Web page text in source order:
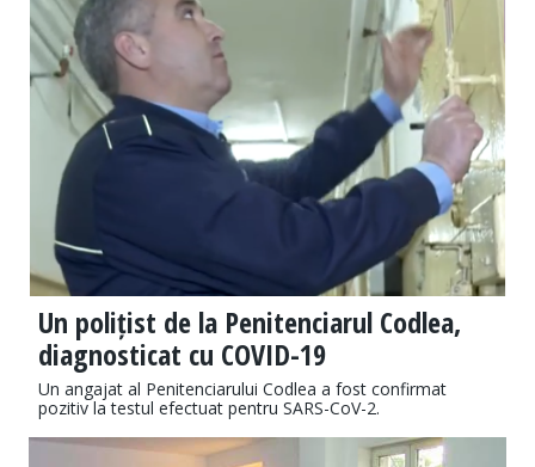
Un polițist de la Penitenciarul Codlea,
diagnosticat cu COVID-19
Un angajat al Penitenciarului Codlea a fost confirmat
pozitiv la testul efectuat pentru SARS-CoV-2.